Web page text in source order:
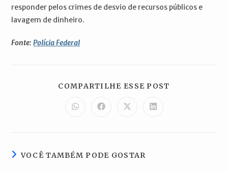
responder pelos crimes de desvio de recursos públicos e
lavagem de dinheiro.
Fonte:Polícia Federal
COMPARTILHE ESSE POST
Abre
em
nova
Abre
em
nova
Abre
em
nova
Abre
em
nova
VOCÊ TAMBÉM PODE GOSTAR